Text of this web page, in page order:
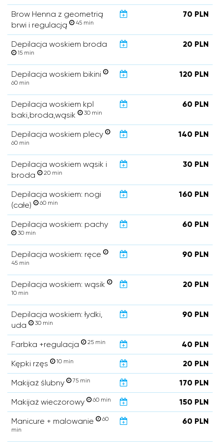
Brow Henna z geometrią
brwi i regulacją
45 min
70 PLN
Depilacja woskiem broda
15 min
20 PLN
Depilacja woskiem bikini
60 min
120 PLN
Depilacja woskiem kpl
baki,broda,wąsik
30 min
60 PLN
Depilacja woskiem plecy
60 min
140 PLN
Depilacja woskiem wąsik i
broda
20 min
30 PLN
Depilacja woskiem: nogi
(całe)
60 min
160 PLN
Depilacja woskiem: pachy
30 min
60 PLN
Depilacja woskiem: ręce
45 min
90 PLN
Depilacja woskiem: wąsik
10 min
20 PLN
Depilacja woskiem: łydki,
uda
30 min
90 PLN
Farbka +regulacja 25 min 40 PLN
Kępki rzęs 10 min 20 PLN
Makijaż ślubny 75 min 170 PLN
Makijaż wieczorowy 60 min 150 PLN
Manicure + malowanie
60
min
60 PLN